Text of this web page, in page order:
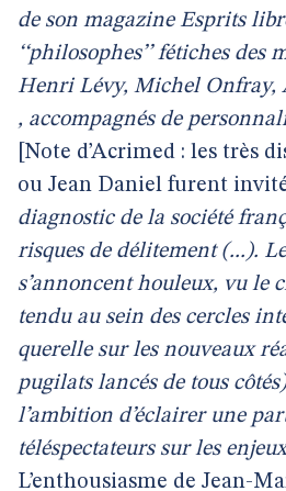
de son magazine Esprits
‘‘philosophes’’ fétiches des
Henri Lévy, Michel
, accompagnés de
[Note d’Acrimed : les très
ou Jean Daniel furent
diagnostic de la société
risques de délitement (...).
s’annoncent houleux, vu le
tendu au sein des cercles
querelle sur les nouveaux
pugilats lancés de tous
l’ambition d’éclairer une
téléspectateurs sur les
L’enthousiasme de Jean-